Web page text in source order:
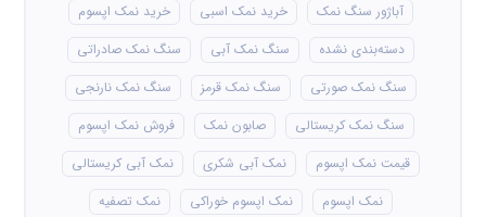
آباژور سنگ نمک خرید نمک اسبی
خرید نمک اپسوم
دسته‌بندی نشده
سنگ نمک آبی
سنگ نمک صادراتی
سنگ نمک صورتی
سنگ نمک قرمز
سنگ نمک نارنجی
سنگ نمک کریستالی
صابون نمک
فروش نمک اپسوم
قیمت نمک اپسوم
نمک آبی شکری
نمک آبی کریستالی
نمک اپسوم
نمک اپسوم خوراکی
نمک تصفیه